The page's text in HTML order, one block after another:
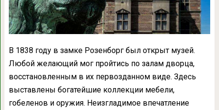
В 1838 году в замке Розенборг был открыт музей.
Любой желающий мог пройтись по залам дворца,
восстановленным в их первозданном виде. Здесь
выставлены богатейшие коллекции мебели,
гобеленов и оружия. Неизгладимое впечатление